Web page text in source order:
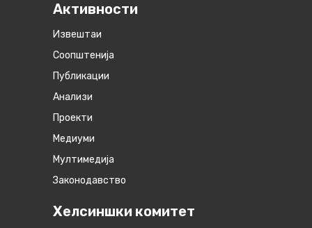
Активности
Извештаи
Соопштенија
Публикации
Анализи
Проекти
Медиуми
Мултимедија
Законодавство
Хелсиншки комитет